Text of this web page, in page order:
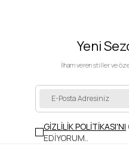
Yeni
İlham veren stiller ve
GİZLİLİK POLİTİKASI'NI
EDİYORUM.